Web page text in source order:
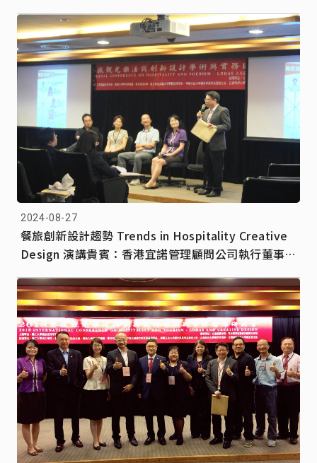
2024-08-27
餐旅創新設計趨勢 Trends in Hospitality Creative
Design 演講貴賓：香港宜諾管理顧問公司執行董事暨